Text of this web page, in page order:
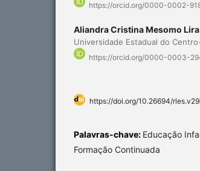
https://orcid.org/0000-0002-
Aliandra Cristina Mesomo Lira
Universidade Estadual do
https://orcid.org/0000-0003-
https://doi.org/10.26694/
Palavras-chave: Educação
Formação Continuada